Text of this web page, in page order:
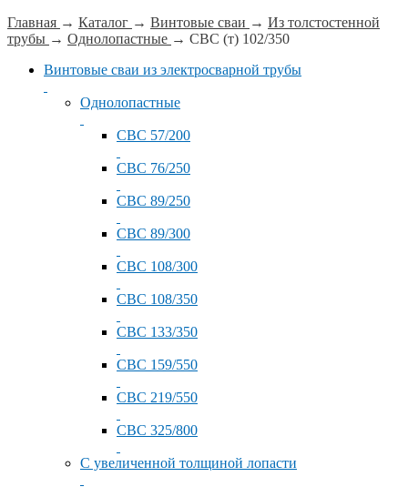
Главная → Каталог → Винтовые сваи → Из толстостенной
трубы → Однолопастные → СВС (т) 102/350
Винтовые сваи из электросварной трубы
Однолопастные
СВС 57/200
СВС 76/250
СВС 89/250
СВС 89/300
СВС 108/300
СВС 108/350
СВС 133/350
СВС 159/550
СВС 219/550
СВС 325/800
С увеличенной толщиной лопасти